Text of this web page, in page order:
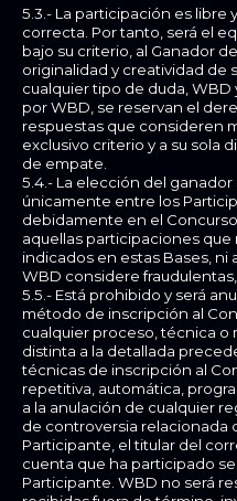
5.3.- La participación es libre
correcta. Por tanto, será el
bajo su criterio, al Ganador
originalidad y creatividad de
cualquier tipo de duda,
por WBD, se reservan el
respuestas que consideren
exclusivo criterio y a su sola
de empate.
5.4.- La elección del
únicamente entre los
debidamente en el
aquellas participaciones
indicados en estas Bases,
WBD considere
5.5.- Está prohibido y será
método de inscripción al
cualquier proceso, técnica
distinta a la detallada
técnicas de inscripción al
repetitiva, automática,
a la anulación de cualquier
de controversia relacionada
Participante, el titular del
cuenta que ha participado
Participante. WBD no será